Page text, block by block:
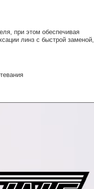
при этом обеспечивая
линз с быстрой заменой,